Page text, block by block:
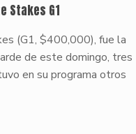
Stakes G1
(G1, $400,000), fue la
de este domingo, tres
en su programa otros